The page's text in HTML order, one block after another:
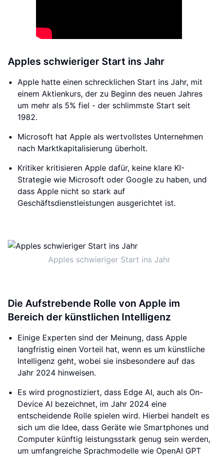
Apples schwieriger Start ins Jahr
Apple hatte einen schrecklichen Start ins Jahr, mit
einem Aktienkurs, der zu Beginn des neuen Jahres
um mehr als 5% fiel - der schlimmste Start seit
1982.
Microsoft hat Apple als wertvollstes Unternehmen
nach Marktkapitalisierung überholt.
Kritiker kritisieren Apple dafür, keine klare KI-
Strategie wie Microsoft oder Google zu haben, und
dass Apple nicht so stark auf
Geschäftsdienstleistungen ausgerichtet ist.
Apples schwieriger Start ins Jahr
Die Aufstrebende Rolle von Apple im
Bereich der künstlichen Intelligenz
Einige Experten sind der Meinung, dass Apple
langfristig einen Vorteil hat, wenn es um künstliche
Intelligenz geht, wobei sie insbesondere auf das
Jahr 2024 hinweisen.
Es wird prognostiziert, dass Edge AI, auch als On-
Device AI bezeichnet, im Jahr 2024 eine
entscheidende Rolle spielen wird. Hierbei handelt es
sich um die Idee, dass Geräte wie Smartphones und
Computer künftig leistungsstark genug sein werden,
um umfangreiche Sprachmodelle wie OpenAI GPT